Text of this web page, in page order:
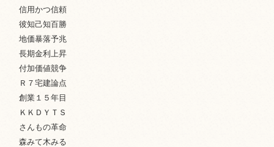
信用かつ信頼
彼知己知百勝
地価暴落予兆
長期金利上昇
付加価値競争
Ｒ７宅建論点
創業１５年目
ＫＫＤＹＴＳ
さんもの革命
森みて木みる